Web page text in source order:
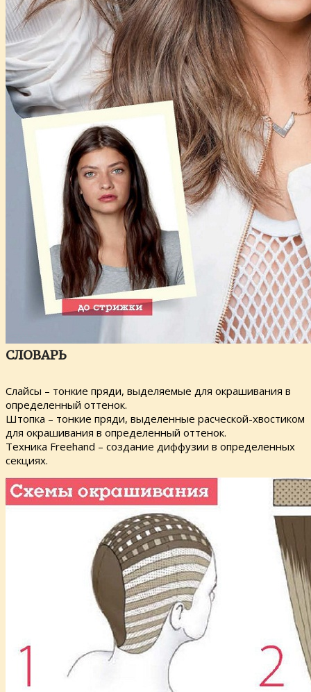
СЛОВАРЬ
Слайсы – тонкие пряди, выделяемые для окрашивания в
определенный оттенок.
Штопка – тонкие пряди, выделенные расческой-хвостиком
для окрашивания в определенный оттенок.
Техника Freehand – создание диффузии в определенных
секциях.